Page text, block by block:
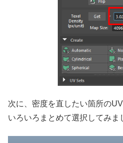
次に、密度を直したい箇所のUV
いろいろまとめて選択してみま